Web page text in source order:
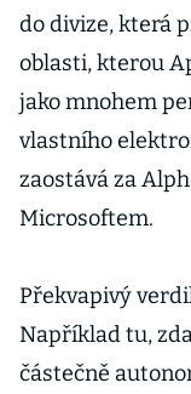
do divize, která
oblasti, kterou
jako mnohem
vlastního
zaostává za
Microsoftem.
Překvapivý
Například tu,
částečně